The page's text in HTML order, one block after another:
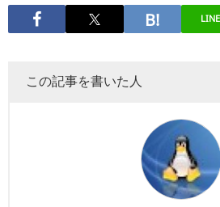
LINE
この記事を書いた人